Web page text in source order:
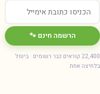
הרשמה חינם 🐾
22,400 קוראים כבר רשומים · ביטול
בלחיצה אחת